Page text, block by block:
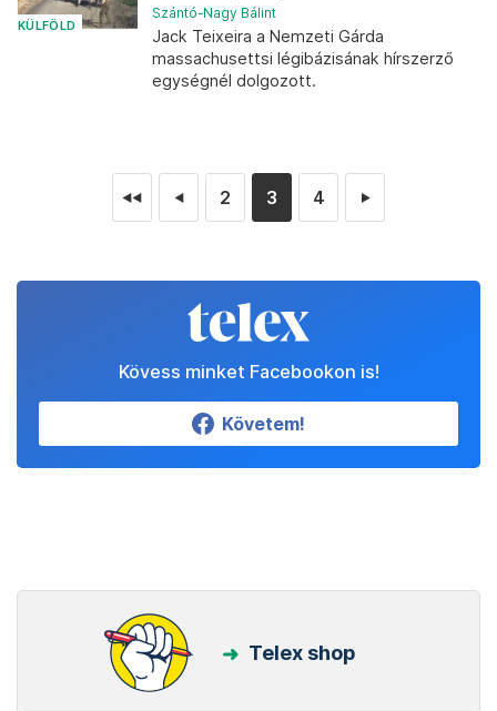
KÜLFÖLD
Szántó-Nagy Bálint
Jack Teixeira a Nemzeti Gárda
massachusettsi légibázisának hírszerző
egységnél dolgozott.
◄◄ ◄ 2 3 4 ►
Kövess minket Facebookon is!
Követem!
Telex shop